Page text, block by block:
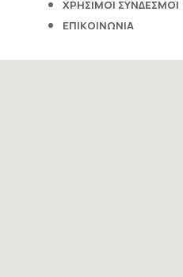
ΧΡΗΣΙΜΟΙ ΣΥΝΔΕΣΜΟΙ
ΕΠΙΚΟΙΝΩΝΙΑ